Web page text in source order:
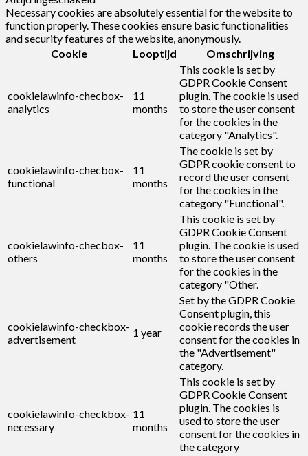
Necessary cookies are absolutely essential for the website to
function properly. These cookies ensure basic functionalities
and security features of the website, anonymously.
Cookie
Looptijd Omschrijving
cookielawinfo-checbox-
analytics
11
months
This cookie is set by
GDPR Cookie Consent
plugin. The cookie is used
to store the user consent
for the cookies in the
category "Analytics".
cookielawinfo-checbox-
functional
11
months
The cookie is set by
GDPR cookie consent to
record the user consent
for the cookies in the
category "Functional".
cookielawinfo-checbox-
others
11
months
This cookie is set by
GDPR Cookie Consent
plugin. The cookie is used
to store the user consent
for the cookies in the
category "Other.
cookielawinfo-checkbox-
advertisement
1 year
Set by the GDPR Cookie
Consent plugin, this
cookie records the user
consent for the cookies in
the "Advertisement"
category.
cookielawinfo-checkbox-
necessary
11
months
This cookie is set by
GDPR Cookie Consent
plugin. The cookies is
used to store the user
consent for the cookies in
the category